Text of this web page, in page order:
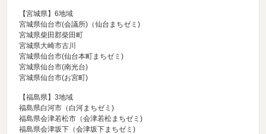
【宮城県】6地域
宮城県仙台市(会議所)（仙台まちゼミ)
宮城県柴田郡柴田町
宮城県大崎市古川
宮城県仙台市(仙台本町まちゼミ)
宮城県仙台市(南光台)
宮城県仙台市(お宮町)
【福島県】3地域
福島県白河市（ 白河まちゼミ)
福島県会津若松市（会津若松まちゼミ)
福島県会津坂下（会津坂下まちゼミ)